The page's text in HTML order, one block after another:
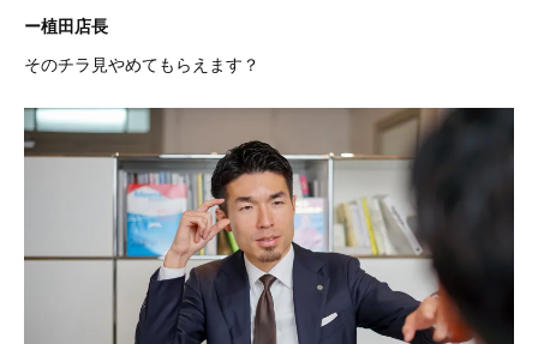
ー植田店長
そのチラ見やめてもらえます？